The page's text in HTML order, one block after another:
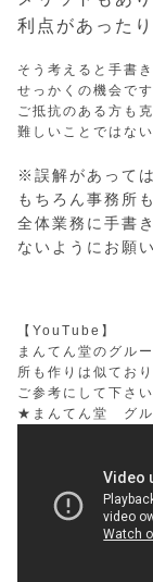
利点があった
そう考えると手書
せっかくの機会で
ご抵抗のある方も
難しいことではな
※誤解があって
もちろん事務所
全体業務に手書
ないようにお願
【YouTube】
まんてん堂のグル
所も作りは似てお
ご参考にして下さい
★まんてん堂 グル